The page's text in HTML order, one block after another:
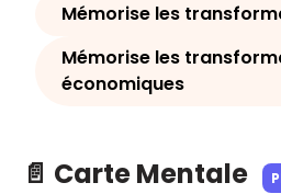
Mémorise les
Mémorise les
économiques
📄 Carte Mentale